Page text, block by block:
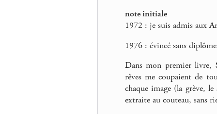
note initiale
1972 : je suis admis aux
1976 : évincé sans
Dans mon premier livre,
rêves me coupaient de
chaque image (la grève,
extraite au couteau, sans